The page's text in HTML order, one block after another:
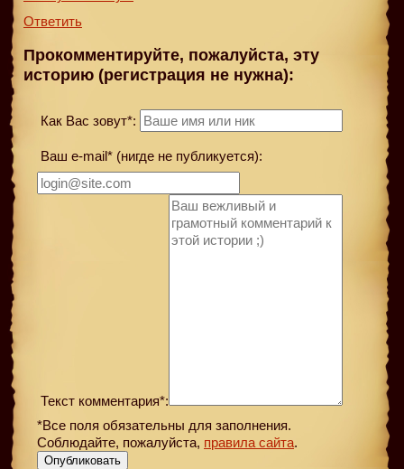
Ответить
Прокомментируйте, пожалуйста, эту
историю (регистрация не нужна):
Как Вас зовут*:
Ваш e-mail* (нигде не публикуется):
Текст комментария*:
*Все поля обязательны для заполнения.
Соблюдайте, пожалуйста, правила сайта.
Опубликовать